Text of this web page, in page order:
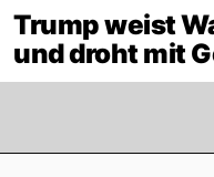
Trump weist
und droht mit